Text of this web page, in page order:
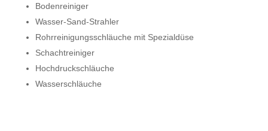
Bodenreiniger
Wasser-Sand-Strahler
Rohrreinigungsschläuche mit Spezialdüse
Schachtreiniger
Hochdruckschläuche
Wasserschläuche